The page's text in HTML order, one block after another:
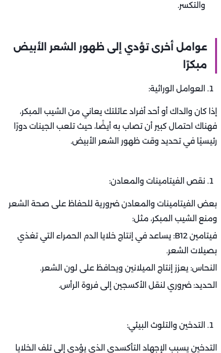
والتكسر.
عوامل أخرى تؤدي إلى ظهور الشعر الأبيض
مبكرًا
العوامل الوراثية:
إذا كان والداك أو أحد أفراد عائلتك يعاني من الشيب المبكر،
فهناك احتمال كبير أن تصاب به أيضًا، حيث تلعب الجينات دورًا
رئيسيًا في تحديد وقت ظهور الشعر الأبيض.
نقص الفيتامينات والمعادن:
بعض الفيتامينات والمعادن ضرورية للحفاظ على صحة الشعر
ومنع الشيب المبكر، مثل:
فيتامين B12: يساعد في إنتاج خلايا الدم الحمراء التي تغذي
بصيلات الشعر.
النحاس: يعزز إنتاج الميلانين ويحافظ على لون الشعر.
الحديد: ضروري لنقل الأكسجين إلى فروة الرأس.
التدخين والتلوث البيئي:
التدخين يسبب الإجهاد التأكسدي الذي يؤدي إلى تلف الخلايا